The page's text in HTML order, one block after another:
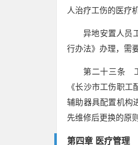
人治疗工伤的医疗
异地安置人员
行办法》办理，需
第二十三条
《长沙市工伤职
辅助器具配置机构
先维修后更换的原
第四章 医疗管理